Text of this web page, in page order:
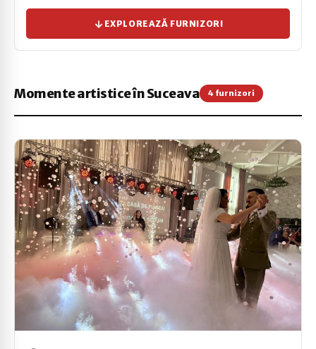
EXPLOREAZĂ FURNIZORI
Momente artistice în Suceava 4 furnizori